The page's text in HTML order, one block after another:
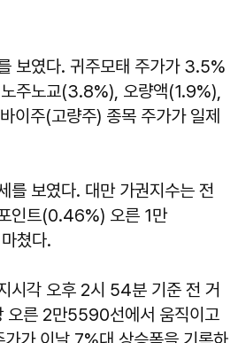
보였다. 귀주모태 주가가 3.5%
주노교(3.8%), 오량액(1.9%),
이주(고량주) 종목 주가가 일제
를 보였다. 대만 가권지수는 전
인트(0.46%) 오른 1만
쳤다.
시각 오후 2시 54분 기준 전 거
오른 2만5590선에서 움직이고